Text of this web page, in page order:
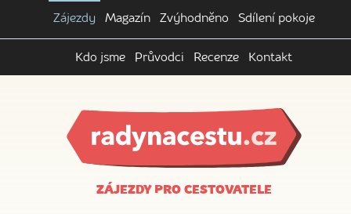
Zájezdy Magazín Zvýhodněno Sdílení pokoje
Kdo jsme Průvodci Recenze Kontakt
ZÁJEZDY PRO CESTOVATELE